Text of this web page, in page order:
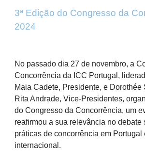
3ª Edição do Congresso da
2024
Larger
Image
No passado dia 27 de novembro, a
Concorrência da ICC Portugal,
Maia Cadete, Presidente, e Dorothée
Rita Andrade, Vice-Presidentes,
do Congresso da Concorrência, um
reafirmou a sua relevância no debate
práticas de concorrência em Portugal
internacional.